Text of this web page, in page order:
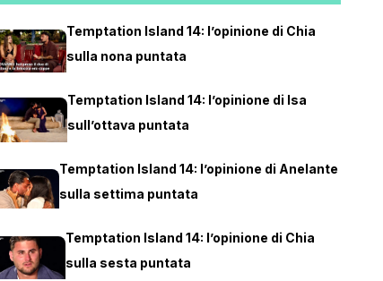
Temptation Island 14: l’opinione di Chia
sulla nona puntata
Temptation Island 14: l’opinione di Isa
sull’ottava puntata
Temptation Island 14: l’opinione di Anelante
sulla settima puntata
Temptation Island 14: l’opinione di Chia
sulla sesta puntata